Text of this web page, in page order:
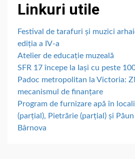
Linkuri utile
Festival de tarafuri și muzici
ediția a IV-a
Atelier de educație muzeală
SFR 17 începe la Iași cu peste
Padoc metropolitan la Victoria:
mecanismul de finanțare
Program de furnizare apă în
(parțial), Pietrărie (parțial) și
Bârnova